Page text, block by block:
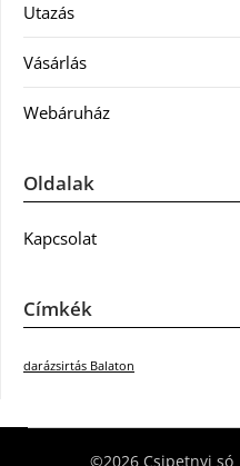
Utazás
Vásárlás
Webáruház
Oldalak
Kapcsolat
Címkék
darázsirtás Balaton
©2026 Csipetnyi só